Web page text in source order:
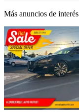
Más anuncios de interés